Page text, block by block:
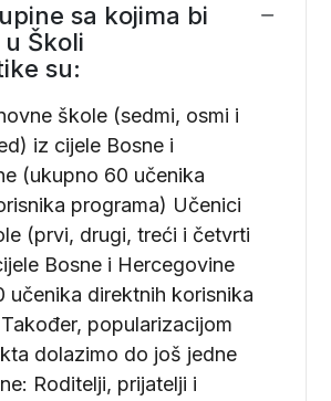
sa kojima bi
Školi
su:
škole (sedmi, osmi i
iz cijele Bosne i
(ukupno 60 učenika
programa) Učenici
(prvi, drugi, treći i četvrti
Bosne i Hercegovine
učenika direktnih korisnika
popularizacijom
dolazimo do još jedne
Roditelji, prijatelji i